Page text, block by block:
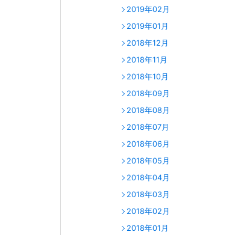
2019年02月
2019年01月
2018年12月
2018年11月
2018年10月
2018年09月
2018年08月
2018年07月
2018年06月
2018年05月
2018年04月
2018年03月
2018年02月
2018年01月